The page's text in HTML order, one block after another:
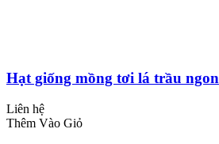
Hạt giống mồng tơi lá trầu ngon
Liên hệ
Thêm Vào Giỏ